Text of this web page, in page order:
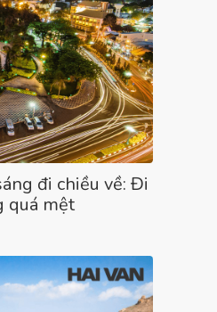
đi chiều về: Đi
quá mệt